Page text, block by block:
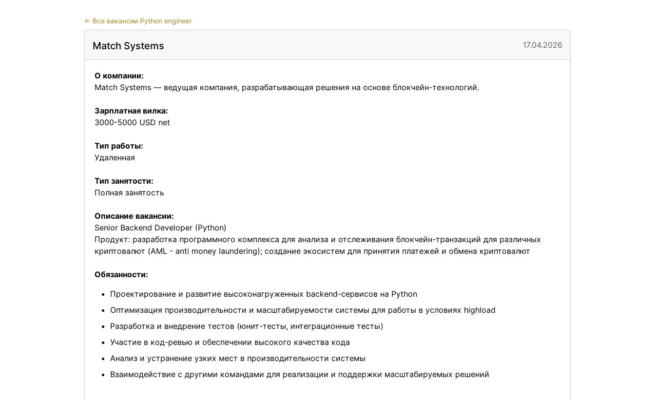
← Все вакансии Python engineer
Match Systems 17.04.2026
О компании:
Match Systems — ведущая компания, разрабатывающая решения на основе блокчейн-технологий.
Зарплатная вилка:
3000-5000 USD net
Тип работы:
Удаленная
Тип занятости:
Полная занятость
Описание вакансии:
Senior Backend Developer (Python)
Продукт: разработка программного комплекса для анализа и отслеживания блокчейн-транзакций для различных
криптовалют (AML - anti money laundering); создание экосистем для принятия платежей и обмена криптовалют
Обязанности:
Проектирование и развитие высоконагруженных backend-сервисов на Python
Оптимизация производительности и масштабируемости системы для работы в условиях highload
Разработка и внедрение тестов (юнит-тесты, интеграционные тесты)
Участие в код-ревью и обеспечении высокого качества кода
Анализ и устранение узких мест в производительности системы
Взаимодействие с другими командами для реализации и поддержки масштабируемых решений